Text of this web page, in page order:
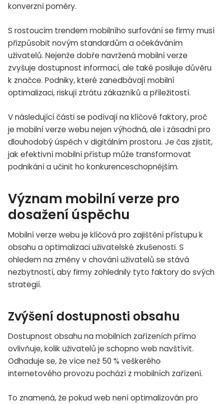
konverzní poměry.
S rostoucím trendem mobilního surfování se firmy musí
přizpůsobit novým standardům a očekáváním
uživatelů. Nejenže dobře navržená mobilní verze
zvyšuje dostupnost informací, ale také posiluje důvěru
k značce. Podniky, které zanedbávají mobilní
optimalizaci, riskují ztrátu zákazníků a příležitostí.
V následující části se podívají na klíčové faktory, proč
je mobilní verze webu nejen výhodná, ale i zásadní pro
dlouhodobý úspěch v digitálním prostoru. Je čas zjistit,
jak efektivní mobilní přístup může transformovat
podnikání a učinit ho konkurenceschopnějším.
Význam mobilní verze pro
dosažení úspěchu
Mobilní verze webu je klíčová pro zajištění přístupu k
obsahu a optimalizaci uživatelské zkušenosti. S
ohledem na změny v chování uživatelů se stává
nezbytností, aby firmy zohlednily tyto faktory do svých
strategií.
Zvýšení dostupnosti obsahu
Dostupnost obsahu na mobilních zařízeních přímo
ovlivňuje, kolik uživatelů je schopno web navštívit.
Odhaduje se, že více než 50 % veškerého
internetového provozu pochází z mobilních zařízení.
To znamená, že pokud web není optimalizován pro